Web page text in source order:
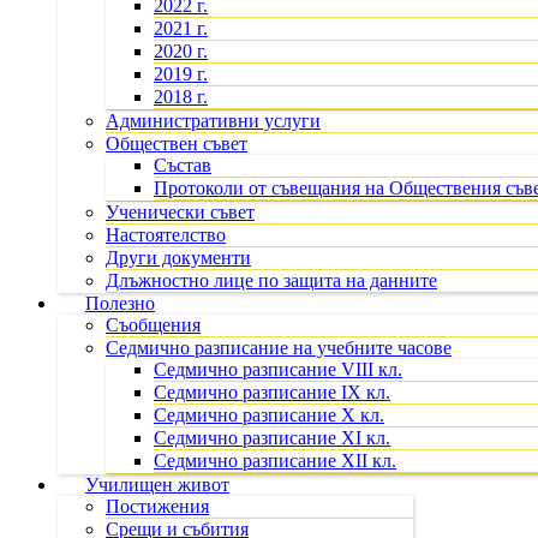
2022 г.
2021 г.
2020 г.
2019 г.
2018 г.
Административни услуги
Обществен съвет
Състав
Протоколи от съвещания на Обществения
Ученически съвет
Настоятелство
Други документи
Длъжностно лице по защита на данните
Полезно
Съобщения
Седмично разписание на учебните часове
Седмично разписание VIII кл.
Седмично разписание IX кл.
Седмично разписание X кл.
Седмично разписание XI кл.
Седмично разписание XII кл.
Училищен живот
Постижения
Срещи и събития